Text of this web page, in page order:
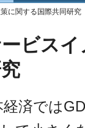
に関する国際共同研究
ビス
経済では